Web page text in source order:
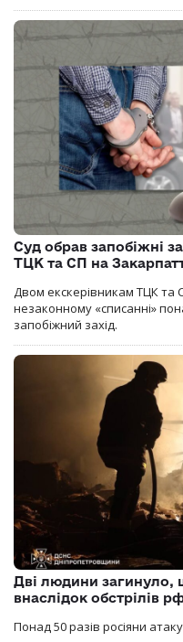
Суд обрав запобіжні
ТЦК та СП на
Двом екскерівникам ТЦК та
незаконному «списанні»
запобіжний захід.
Дві людини загинуло,
внаслідок обстрілів
Понад 50 разів росіяни